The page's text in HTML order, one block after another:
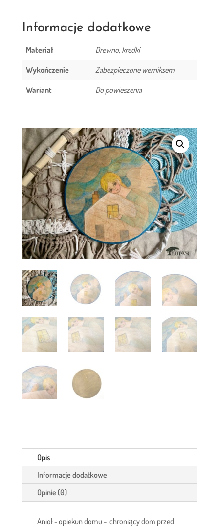
Informacje dodatkowe
Materiał Drewno, kredki
Wykończenie Zabezpieczone werniksem
Wariant Do powieszenia
Opis
Informacje dodatkowe
Opinie (0)
Anioł - opiekun domu - chroniący dom przed